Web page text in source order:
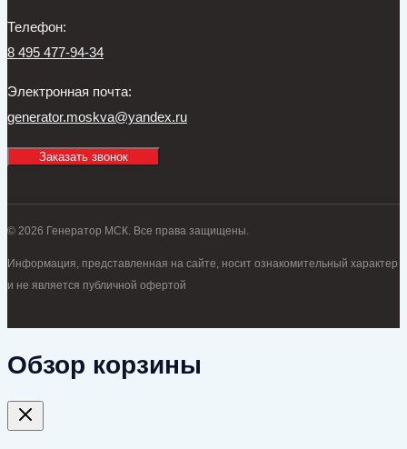
Телефон:
8 495 477-94-34
Электронная почта:
generator.moskva@yandex.ru
Заказать звонок
© 2026 Генератор МСК. Все права защищены.
Информация, представленная на сайте, носит ознакомительный характер
и не является публичной офертой
Обзор корзины